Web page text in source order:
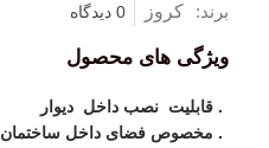
برند: کروز 0 دیدگاه
ویژگی های محصول
. قابلیت نصب داخل دیوار
. مخصوص فضای داخل ساختمان